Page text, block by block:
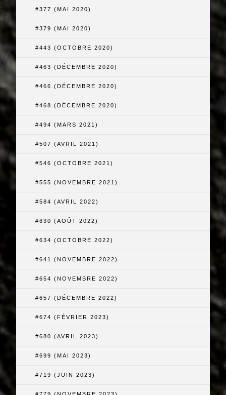
#377 (MAI 2020)
#379 (MAI 2020)
#443 (OCTOBRE 2020)
#463 (DÉCEMBRE 2020)
#466 (DÉCEMBRE 2020)
#468 (DÉCEMBRE 2020)
#494 (MARS 2021)
#507 (AVRIL 2021)
#546 (OCTOBRE 2021)
#555 (NOVEMBRE 2021)
#584 (AVRIL 2022)
#630 (AOÛT 2022)
#634 (OCTOBRE 2022)
#641 (NOVEMBRE 2022)
#654 (NOVEMBRE 2022)
#657 (DÉCEMBRE 2022)
#674 (FÉVRIER 2023)
#680 (AVRIL 2023)
#699 (MAI 2023)
#719 (JUIN 2023)